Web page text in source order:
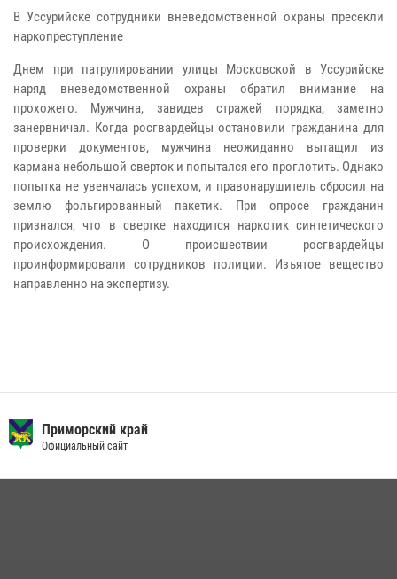
В Уссурийске сотрудники вневедомственной охраны пресекли
наркопреступление
Днем при патрулировании улицы Московской в Уссурийске
наряд вневедомственной охраны обратил внимание на
прохожего. Мужчина, завидев стражей порядка, заметно
занервничал. Когда росгвардейцы остановили гражданина для
проверки документов, мужчина неожиданно вытащил из
кармана небольшой сверток и попытался его проглотить. Однако
попытка не увенчалась успехом, и правонарушитель сбросил на
землю фольгированный пакетик. При опросе гражданин
признался, что в свертке находится наркотик синтетического
происхождения. О происшествии росгвардейцы
проинформировали сотрудников полиции. Изъятое вещество
направленно на экспертизу.
Приморский край
Официальный сайт